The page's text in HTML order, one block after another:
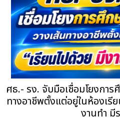
ศธ.- รง. จับมือเชื่อมโยงการ
ทางอาชีพตั้งแต่อยู่ในห้องเรี
งานทำ มี